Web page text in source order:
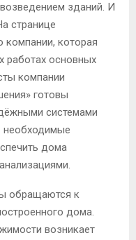
зданий. И
странице
компании, которая
работах основных
компании
готовы
системами
необходимые
дома
обращаются к
дома.
возникает